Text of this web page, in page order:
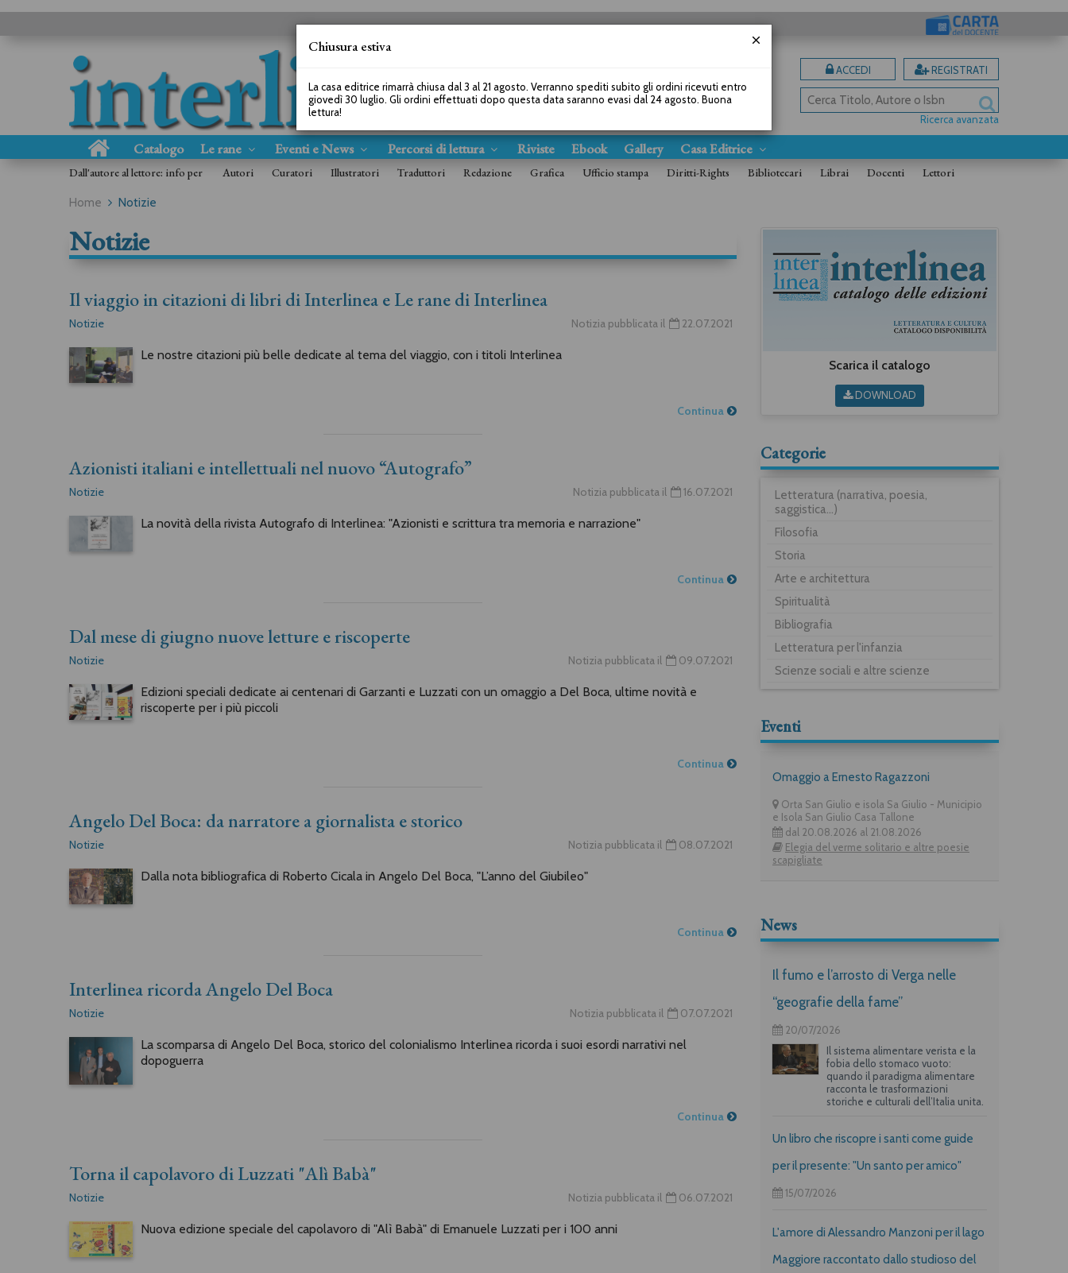
ACCEDI REGISTRATI
Ricerca avanzata
Catalogo Le rane Eventi e News Percorsi di lettura Riviste Ebook Gallery Casa Editrice
Dall'autore al lettore: info per Autori Curatori Illustratori Traduttori Redazione Grafica Ufficio stampa Diritti-Rights Bibliotecari Librai Docenti Lettori
Home Notizie
Notizie
Il viaggio in citazioni di libri di Interlinea e Le rane di Interlinea
Notizie Notizia pubblicata il 22.07.2021
Le nostre citazioni più belle dedicate al tema del viaggio, con i titoli Interlinea
Continua
Azionisti italiani e intellettuali nel nuovo “Autografo”
Notizie Notizia pubblicata il 16.07.2021
La novità della rivista Autografo di Interlinea: "Azionisti e scrittura tra memoria e narrazione"
Continua
Dal mese di giugno nuove letture e riscoperte
Notizie Notizia pubblicata il 09.07.2021
Edizioni speciali dedicate ai centenari di Garzanti e Luzzati con un omaggio a Del Boca, ultime novità e
riscoperte per i più piccoli
Continua
Angelo Del Boca: da narratore a giornalista e storico
Notizie Notizia pubblicata il 08.07.2021
Dalla nota bibliografica di Roberto Cicala in Angelo Del Boca, "L’anno del Giubileo"
Continua
Interlinea ricorda Angelo Del Boca
Notizie Notizia pubblicata il 07.07.2021
La scomparsa di Angelo Del Boca, storico del colonialismo Interlinea ricorda i suoi esordi narrativi nel
dopoguerra
Continua
Torna il capolavoro di Luzzati "Alì Babà"
Notizie Notizia pubblicata il 06.07.2021
Nuova edizione speciale del capolavoro di "Alì Babà" di Emanuele Luzzati per i 100 anni
Scarica il catalogo
DOWNLOAD
Categorie
Letteratura (narrativa, poesia,
saggistica...)
Filosofia
Storia
Arte e architettura
Spiritualità
Bibliografia
Letteratura per l'infanzia
Scienze sociali e altre scienze
Eventi
Omaggio a Ernesto Ragazzoni
Orta San Giulio e isola Sa Giulio - Municipio
e Isola San Giulio Casa Tallone
dal 20.08.2026 al 21.08.2026
Elegia del verme solitario e altre poesie
scapigliate
News
Il fumo e l’arrosto di Verga nelle
“geografie della fame”
20/07/2026
Il sistema alimentare verista e la
fobia dello stomaco vuoto:
quando il paradigma alimentare
racconta le trasformazioni
storiche e culturali dell’Italia unita.
Un libro che riscopre i santi come guide
per il presente: "Un santo per amico"
15/07/2026
L'amore di Alessandro Manzoni per il lago
Maggiore raccontato dallo studioso del
Chiusura estiva
La casa editrice rimarrà chiusa dal 3 al 21 agosto. Verranno spediti subito gli ordini ricevuti entro
giovedì 30 luglio. Gli ordini effettuati dopo questa data saranno evasi dal 24 agosto. Buona
lettura!